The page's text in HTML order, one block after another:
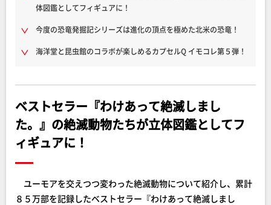
体図鑑としてフィギュアに！
今度の恐竜発掘記シリーズは進化の頂点を極めた北米の恐竜！
海洋堂と昆虫館のコラボが楽しめるカプセルQ イモコレ第５弾！
ベストセラー『わけあって絶滅しまし
た。』の絶滅動物たちが立体図鑑としてフ
ィギュアに！
ユーモアを交えつつ変わった絶滅動物について紹介し、累計
８５万部を記録したベストセラー『わけあって絶滅しまし